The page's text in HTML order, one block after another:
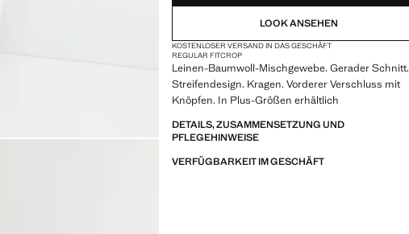
LOOK ANSEHEN
KOSTENLOSER VERSAND IN DAS GESCHÄFT
REGULAR FITCROP
Leinen-Baumwoll-Mischgewebe. Gerader Schnitt.
Streifendesign. Kragen. Vorderer Verschluss mit
Knöpfen. In Plus-Größen erhältlich
DETAILS, ZUSAMMENSETZUNG UND
PFLEGEHINWEISE
VERFÜGBARKEIT IM GESCHÄFT